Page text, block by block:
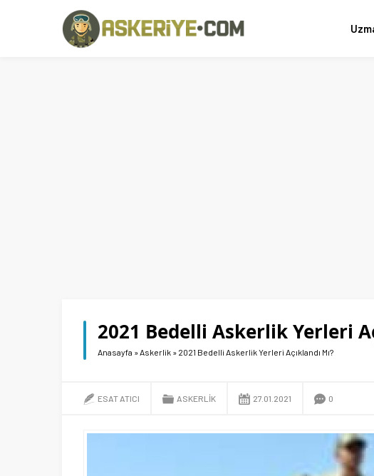
2021 Bedelli Askerlik Yerleri
Anasayfa »Askerlik » 2021 Bedelli Askerlik Yerleri Açıklandı Mı?
ESAT ATICI ASKERLIK 27.01.2021 0